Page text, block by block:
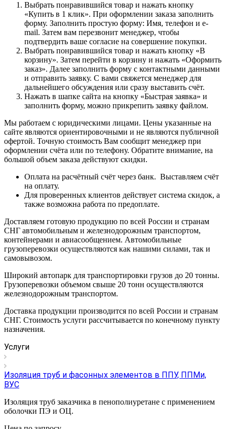
Выбрать понравившийся товар и нажать кнопку
«Купить в 1 клик». При оформлении заказа заполнить
форму. Заполнить простую форму: Имя, телефон и e-
mail. Затем вам перезвонит менеджер, чтобы
подтвердить ваше согласие на совершение покупки.
Выбрать понравившийся товар и нажать кнопку «В
корзину». Затем перейти в корзину и нажать «Оформить
заказ». Далее заполнить форму с контактными данными
и отправить заявку. С вами свяжется менеджер для
дальнейшего обсуждения или сразу выставить счёт.
Нажать в шапке сайта на кнопку «Быстрая заявка» и
заполнить форму, можно прикрепить заявку файлом.
Мы работаем с юридическими лицами. Цены указанные на
сайте являются ориентировочными и не являются публичной
офертой. Точную стоимость Вам сообщит менеджер при
оформлении счёта или по телефону. Обратите внимание, на
большой объем заказа действуют скидки.
Оплата на расчётный счёт через банк. Выставляем счёт
на оплату.
Для проверенных клиентов действует система скидок, а
также возможна работа по предоплате.
Доставляем готовую продукцию по всей России и странам
СНГ автомобильным и железнодорожным транспортом,
контейнерами и авиасообщением. Автомобильные
грузоперевозки осуществляются как нашими силами, так и
самовывозом.
Широкий автопарк для транспортировки грузов до 20 тонны.
Грузоперевозки объемом свыше 20 тонн осуществляются
железнодорожным транспортом.
Доставка продукции производится по всей России и странам
СНГ. Стоимость услуги рассчитывается по конечному пункту
назначения.
Услуги
Изоляция труб и фасонных элементов в ППУ, ППМи,
ВУС
Изоляция труб заказчика в пенополиуретане с применением
оболочки ПЭ и ОЦ.